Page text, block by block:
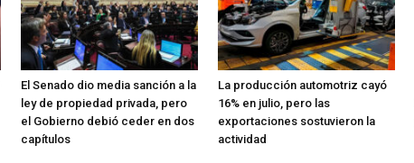
El Senado dio media sanción a la
ley de propiedad privada, pero
el Gobierno debió ceder en dos
capítulos
La producción automotriz cayó
16% en julio, pero las
exportaciones sostuvieron la
actividad